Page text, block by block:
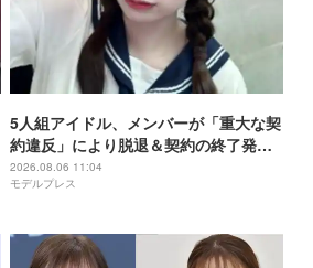
5人組アイドル、メンバーが「重大な契
約違反」により脱退＆契約の終了発表
本人も謝罪
2026.08.06 11:04
モデルプレス